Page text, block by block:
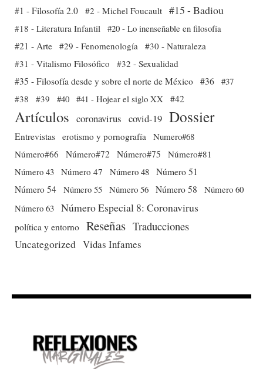
#1 - Filosofía 2.0 #2 - Michel Foucault #15 - Badiou
#18 - Literatura Infantil #20 - Lo inenseñable en filosofía
#21 - Arte #29 - Fenomenología
#30 - Naturaleza
#31 - Vitalismo Filosófico
#32 - Sexualidad
#35 - Filosofía desde y sobre el norte de México #36 #37
#38
#39 #40 #41 - Hojear el siglo XX #42
Artículos coronavirus covid-19 Dossier
Entrevistas erotismo y pornografía
Numero#68
Número#66
Número#72 Número#75
Número#81
Número 43 Número 47 Número 48 Número 51
Número 54 Número 55 Número 56 Número 58
Número 60
Número 63 Número Especial 8: Coronavirus
política y entorno Reseñas Traducciones
Uncategorized Vidas Infames